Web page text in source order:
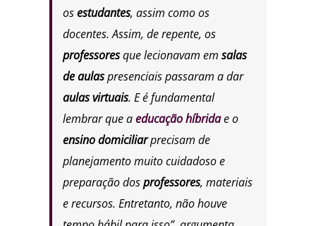
osestudantes, assim como os
docentes. Assim, de repente, os
professoresque lecionavam em salas
de aulaspresenciais passaram a dar
aulas virtuais. E é fundamental
lembrar que aeducação híbridae o
ensino domiciliarprecisam de
planejamento muito cuidadoso e
preparação dosprofessores, materiais
e recursos. Entretanto, não houve